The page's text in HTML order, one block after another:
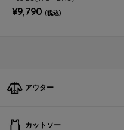
¥9,790 (税込)
アウター
カットソー